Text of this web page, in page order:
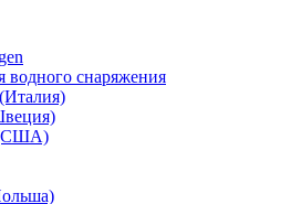
водного снаряжения
(США)